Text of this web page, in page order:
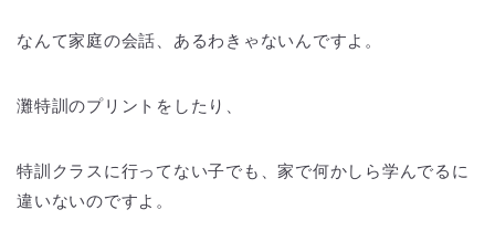
なんて家庭の会話、あるわきゃないんですよ。
灘特訓のプリントをしたり、
特訓クラスに行ってない子でも、家で何かしら学んでるに
違いないのですよ。